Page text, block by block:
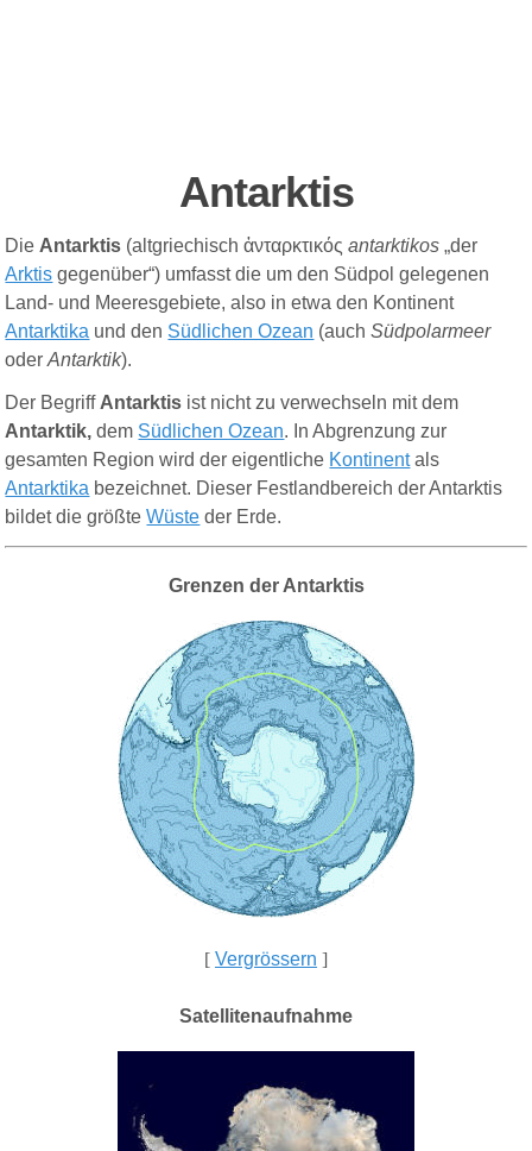
Antarktis
DieAntarktis (altgriechischἀνταρκτικός antarktikos „der
Arktis gegenüber“) umfasst die um den Südpol gelegenen
Land- und Meeresgebiete, also in etwa den Kontinent
Antarktika und den Südlichen Ozean (auchSüdpolarmeer
oderAntarktik).
Der BegriffAntarktis ist nicht zu verwechseln mit dem
Antarktik,dem Südlichen Ozean. In Abgrenzung zur
gesamten Region wird der eigentliche Kontinentals
Antarktika bezeichnet. Dieser Festlandbereich der Antarktis
bildet die größteWüste der Erde.
Grenzen der Antarktis
[ Vergrössern ]
Satellitenaufnahme